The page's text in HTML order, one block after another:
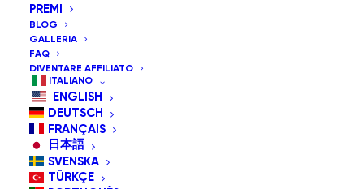
PREMI
BLOG
GALLERIA
FAQ
DIVENTARE AFFILIATO
ITALIANO
ENGLISH
DEUTSCH
FRANÇAIS
日本語
SVENSKA
TÜRKÇE
Siamo orgogliosi di presentarvi questo intramontabile
classico d'avventura ricco di mistero nella sezione
Broken Sword è il primissimo episodio della pluripremiata
saga che ti invita in un misterioso viaggio di intrighi e